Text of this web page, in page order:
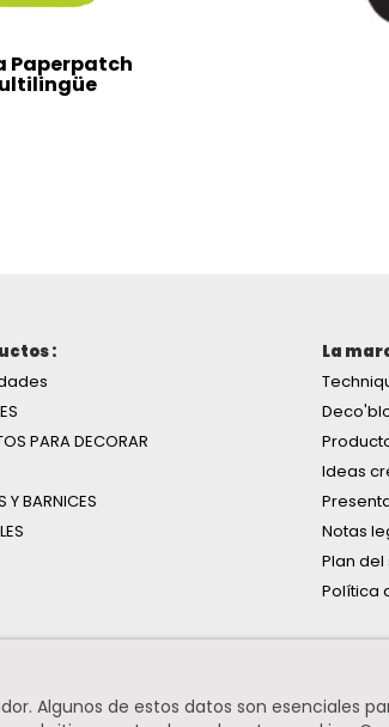
Paperpatch
:
PARA DECORAR
Y BARNICES
La
Ideas
Notas
Plan del
Política
Algunos de estos datos son esenciales